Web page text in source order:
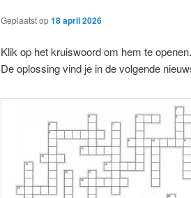
Geplaatst op18 april 2026
Klik op het kruiswoord om hem te openen.
De oplossing vind je in de volgende